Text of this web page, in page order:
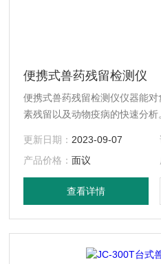
便携式兽药残留检测仪
便携式兽药残留检测仪仪器能
素残留以及动物疫病的快速分析
构，也适用于超市、农产品市场
更新日期： 2023-09-07
产品价格：面议
查看详情